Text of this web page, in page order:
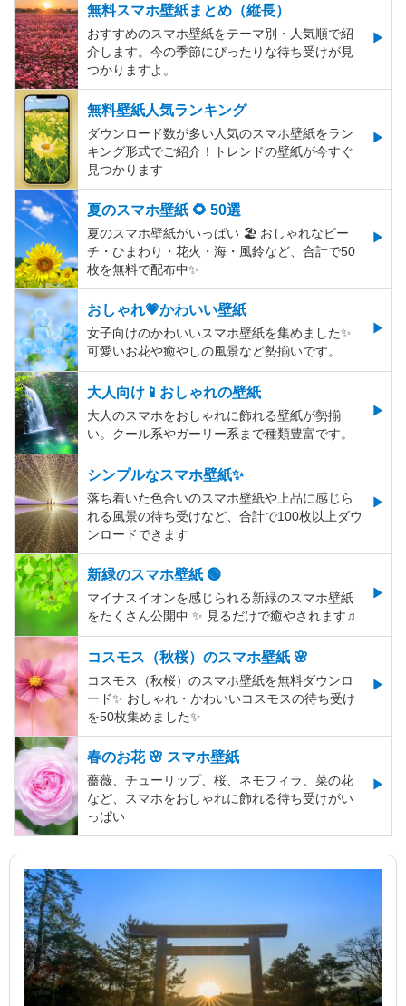
無料スマホ壁紙まとめ（縦長）
おすすめのスマホ壁紙をテーマ別・人気順で紹
介します。今の季節にぴったりな待ち受けが見
つかりますよ。
無料壁紙人気ランキング
ダウンロード数が多い人気のスマホ壁紙をラン
キング形式でご紹介！トレンドの壁紙が今すぐ
見つかります
夏のスマホ壁紙 🌻 50選
夏のスマホ壁紙がいっぱい 🏖 おしゃれなビー
チ・ひまわり・花火・海・風鈴など、合計で50
枚を無料で配布中✨
おしゃれ💗かわいい壁紙
女子向けのかわいいスマホ壁紙を集めました✨
可愛いお花や癒やしの風景など勢揃いです。
大人向け📱おしゃれの壁紙
大人のスマホをおしゃれに飾れる壁紙が勢揃
い。クール系やガーリー系まで種類豊富です。
シンプルなスマホ壁紙✨
落ち着いた色合いのスマホ壁紙や上品に感じら
れる風景の待ち受けなど、合計で100枚以上ダウ
ンロードできます
新緑のスマホ壁紙 🟢
マイナスイオンを感じられる新緑のスマホ壁紙
をたくさん公開中 ✨ 見るだけで癒やされます♫
コスモス（秋桜）のスマホ壁紙 🌸
コスモス（秋桜）のスマホ壁紙を無料ダウンロ
ード✨️ おしゃれ・かわいいコスモスの待ち受け
を50枚集めました✨️
春のお花 🌸 スマホ壁紙
薔薇、チューリップ、桜、ネモフィラ、菜の花
など、スマホをおしゃれに飾れる待ち受けがい
っぱい